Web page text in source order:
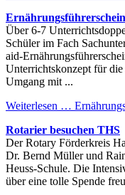
Über 6-7
Schüler im Fach
aid-
Unterrichtskonzept für
Umgang mit ...
Weiterlesen …
Rotarier besuchen THS
Der Rotary Förderkreis
Dr. Bernd Müller und
Heuss-Schule. Die
über eine tolle Spende